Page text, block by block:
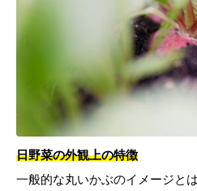
日野菜の外観上の特徴
一般的な丸いかぶのイメージと